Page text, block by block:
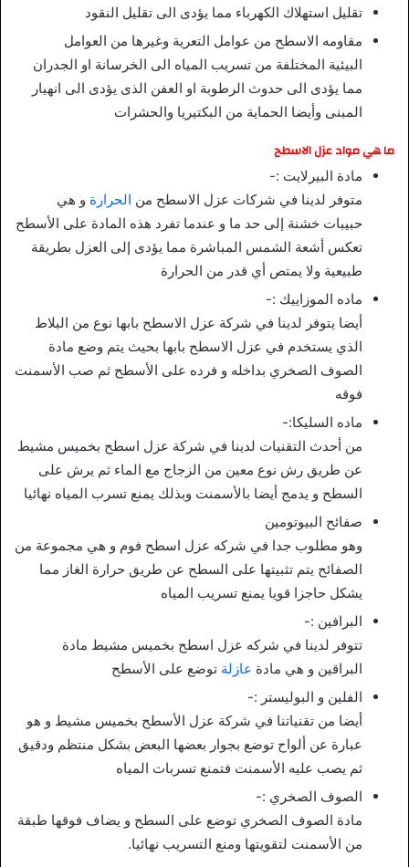
تقليل استهلاك الكهرباء مما يؤدى الى تقليل النقود
مقاومه الاسطح من عوامل التعرية وغيرها من العوامل
البيئية المختلفة من تسريب المياه الى الخرسانة او الجدران
مما يؤدى الى حدوث الرطوبة او العفن الذى يؤدى الى انهيار
المبنى وأيضا الحماية من البكتيريا والحشرات
ما هي مواد عزل الاسطح
مادة البيرلايت :-
متوفر لدينا في شركات عزل الاسطح من الحرارة و هي
حبيبات خشنة إلى حد ما و عندما تفرد هذه المادة على الأسطح
تعكس أشعة الشمس المباشرة مما يؤدى إلى العزل بطريقة
طبيعية ولا يمتص أي قدر من الحرارة
ماده الموزاييك :-
أيضا يتوفر لدينا في شركة عزل الاسطح بابها نوع من البلاط
الذي يستخدم في عزل الاسطح بابها بحيث يتم وضع مادة
الصوف الصخري بداخله و فرده على الأسطح ثم صب الأسمنت
فوقه
ماده السليكا:-
من أحدث التقنيات لدينا في شركة عزل اسطح بخميس مشيط
عن طريق رش نوع معين من الزجاج مع الماء ثم يرش على
السطح و يدمج أيضا بالأسمنت وبذلك يمنع تسرب المياه نهائيا
صفائح البيوتومين
وهو مطلوب جدا في شركه عزل اسطح فوم و هي مجموعة من
الصفائح يتم تثبيتها على السطح عن طريق حرارة الغاز مما
يشكل حاجزا قويا يمنع تسريب المياه
البرافين :-
تتوفر لدينا في شركه عزل اسطح بخميس مشيط مادة
البراقين و هي مادة عازلة توضع على الأسطح
الفلين و البوليستر :-
أيضا من تقنياتنا في شركة عزل الأسطح بخميس مشيط و هو
عبارة عن ألواح توضع بجوار بعضها البعض بشكل منتظم ودقيق
ثم يصب عليه الأسمنت فتمنع تسربات المياه
الصوف الصخري :-
مادة الصوف الصخري توضع على السطح و يضاف فوقها طبقة
من الأسمنت لتقويتها ومنع التسريب نهائيا.